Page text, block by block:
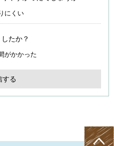
にくい
たか？
がかかった